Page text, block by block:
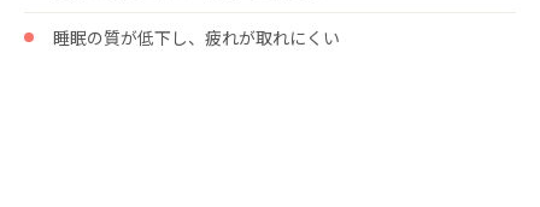
睡眠の質が低下し、疲れが取れにくい